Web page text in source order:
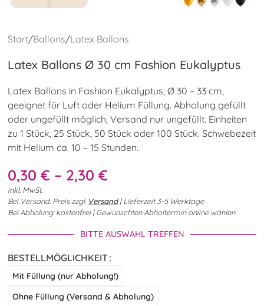
Start/Ballons/Latex Ballons
Latex Ballons Ø 30 cm Fashion Eukalyptus
Latex Ballons in Fashion Eukalyptus, Ø 30 – 33 cm,
geeignet für Luft oder Helium Füllung. Abholung gefüllt
oder ungefüllt möglich, Versand nur ungefüllt. Einheiten
zu 1 Stück, 25 Stück, 50 Stück oder 100 Stück. Schwebezeit
mit Helium ca. 10 – 15 Stunden.
0,30€ – 2,30€
inkl. MwSt.
Bei Versand: Preis zzgl. Versand| Lieferzeit 3-5 Werktage
Bei Abholung: kostenfrei | Gewünschten Abholtermin online wählen
BITTE AUSWAHL TREFFEN
BESTELLMÖGLICHKEIT
Mit Füllung (nur Abholung!)
Ohne Füllung (Versand & Abholung)